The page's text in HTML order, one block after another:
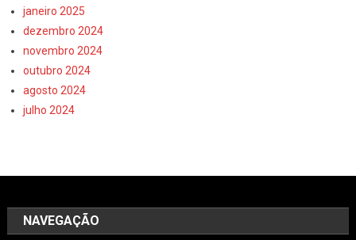
janeiro 2025
dezembro 2024
novembro 2024
outubro 2024
agosto 2024
julho 2024
NAVEGAÇÃO